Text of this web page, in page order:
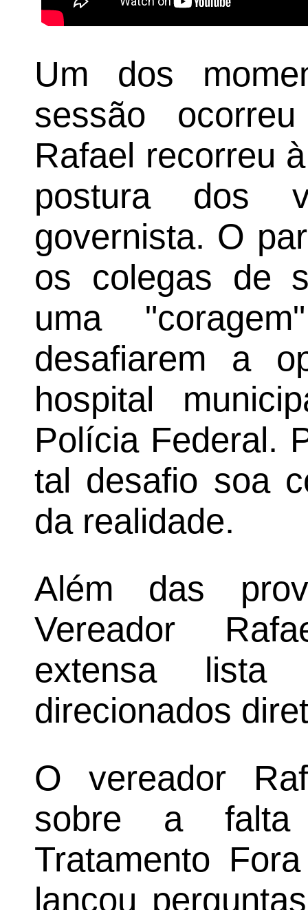
Um dos
sessão
Rafael recorreu
postura dos
governista. O
os colegas de
uma
desafiarem a
hospital
Polícia Federal.
tal desafio soa
da realidade.
Além das
Vereador
extensa lista
direcionados
O vereador
sobre a falta
Tratamento
lançou